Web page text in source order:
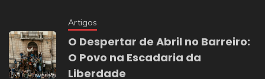
Artigos
O Despertar de Abril no Barreiro:
O Povo na Escadaria da
Liberdade